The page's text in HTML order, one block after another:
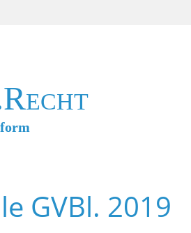
GVBl. 2019